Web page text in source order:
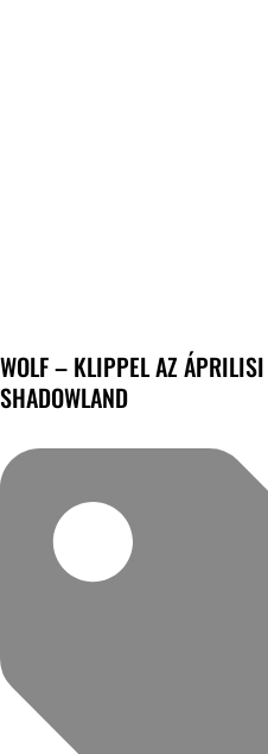
WOLF – KLIPPEL AZ
SHADOWLAND